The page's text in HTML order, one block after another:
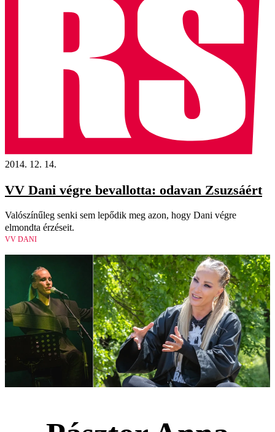
2014. 12. 14.
VV Dani végre bevallotta: odavan Zsuzsáért
Valószínűleg senki sem lepődik meg azon, hogy Dani végre
elmondta érzéseit.
VV DANI